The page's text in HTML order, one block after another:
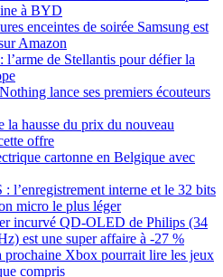
à BYD
enceintes de soirée Samsung est
Amazon
de Stellantis pour défier la
lance ses premiers écouteurs
la hausse du prix du nouveau
offre
cartonne en Belgique avec
l’enregistrement interne et le 32 bits
micro le plus léger
incurvé QD-OLED de Philips (34
est une super affaire à -27 %
prochaine Xbox pourrait lire les jeux
compris